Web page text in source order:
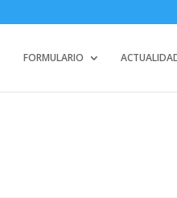
FORMULARIO